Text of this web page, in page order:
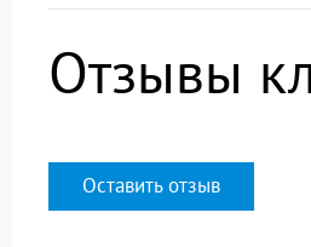
Отзывы
Оставить отзыв